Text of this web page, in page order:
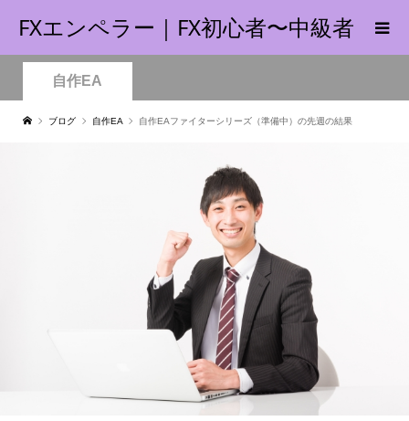
FXエンペラー｜FX初心者〜中級者
の指南書！
自作EA
ブログ 自作EA 自作EAファイターシリーズ（準備中）の先週の結果